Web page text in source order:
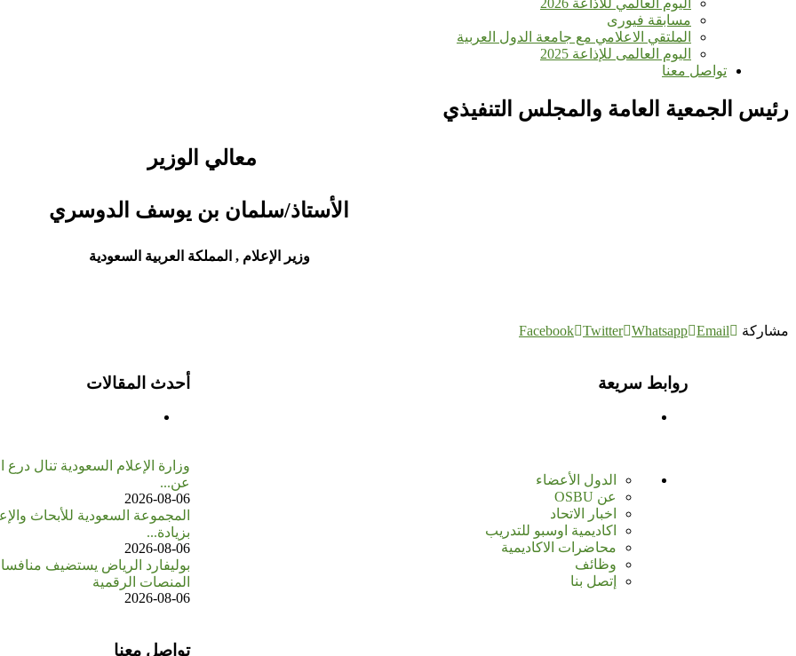
اليوم العالمي للأذاعة 2026
مسابقة فيورى
الملتقي الاعلامي مع جامعة الدول العربية
اليوم العالمى للإذاعة 2025
تواصل معنا
رئيس الجمعية العامة والمجلس التنفيذي
معالي الوزير
الأستاذ/سلمان بن يوسف الدوسري
وزير الإعلام , المملكة العربية السعودية
مشاركة Facebook Twitter Whatsapp Email
روابط سريعة
الدول الأعضاء
عن OSBU
اخبار الاتحاد
اكاديمية اوسبو للتدريب
محاضرات الاكاديمية
وظائف
إتصل بنا
أحدث المقالات
وزارة الإعلام السعودية تنال
عن...
2026-08-06
بزيادة...
2026-08-06
بوليفارد الرياض يستضيف
المنصات الرقمية
2026-08-06
تواصل معنا